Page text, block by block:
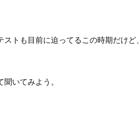
ストも目前に迫ってるこの時期だけど、
聞いてみよう。